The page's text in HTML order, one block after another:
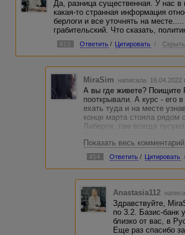
Да, разница существенная. У нас в
какая-то странная информация
берлоги и все уточнять на
грабительский. Что сказать,
#13 Ответить / Цитировать /
MiraSim написала 16.04.2022
А вы где живете? Поищите
пооткрывали. А курс - его
ехать туда и на месте
конце марта стояла
Либерти, там всегда
вырос с 31 до 36 рублей!
Показать весь комментарий
#14 Ответить / Цитировать
Anastasia112
Здравствуйте,
по 3.2. Базис-банк
близко от вас, в
Еще раз спасибо